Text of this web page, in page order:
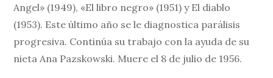
Angel» (1949), «El libro negro» (1951) y El diablo
(1953). Este último año se le diagnostica parálisis
progresiva. Continúa su trabajo con la ayuda de su
nieta Ana Pazskowski. Muere el 8 de julio de 1956.